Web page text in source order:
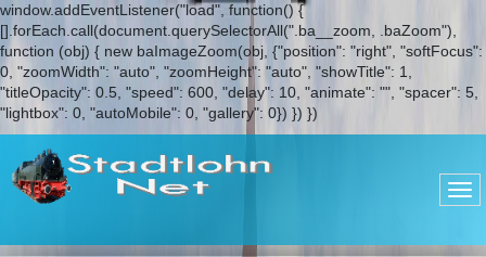
window.addEventListener("load", function() {
[].forEach.call(document.querySelectorAll(".ba__zoom, .baZoom"),
function (obj) { new baImageZoom(obj, {"position": "right", "softFocus":
0, "zoomWidth": "auto", "zoomHeight": "auto", "showTitle": 1,
"titleOpacity": 0.5, "speed": 600, "delay": 10, "animate": "", "spacer": 5,
"lightbox": 0, "autoMobile": 0, "gallery": 0}) }) })